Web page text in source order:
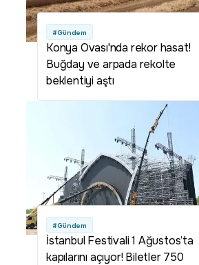
#Gündem
Konya Ovası'nda rekor hasat!
Buğday ve arpada rekolte
beklentiyi aştı
#Gündem
İstanbul Festivali 1 Ağustos’ta
kapılarını açıyor! Biletler 750